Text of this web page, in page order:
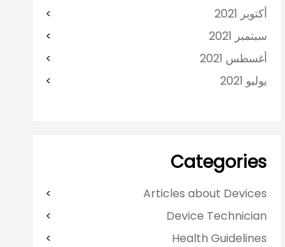
أكتوبر 2021
سبتمبر 2021
أغسطس 2021
يوليو 2021
Categories
Articles about Devices
Device Technician
Health Guidelines